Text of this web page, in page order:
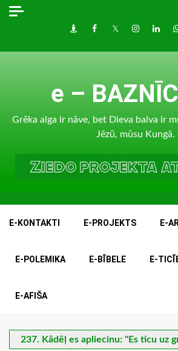
Skip
DraugiemFacebook
TwitterInstagram
e –
Grēka alga ir nāve, bet Dieva balva ir
Jēzū, mūsu Kungā.
E-KONTAKTI E-PROJEKTS E-
E-POLEMIKA E-BĪBELE E-
E-AFIŠA
237. Kādēļ es apliecinu: "Es ticu uz